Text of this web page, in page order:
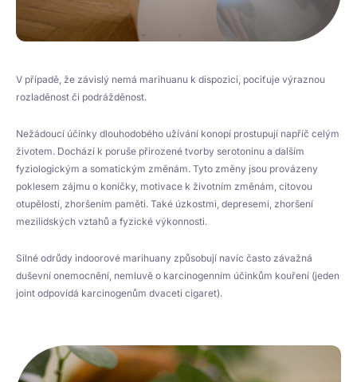
V případě, že závislý nemá marihuanu k dispozici, pociťuje výraznou
rozladěnost či podrážděnost.
Nežádoucí účinky dlouhodobého užívání konopí prostupují napříč celým
životem. Dochází k poruše přirozené tvorby serotoninu a dalším
fyziologickým a somatickým změnám. Tyto změny jsou provázeny
poklesem zájmu o koníčky, motivace k životním změnám, citovou
otupělostí, zhoršením paměti. Také úzkostmi, depresemi, zhoršení
mezilidských vztahů a fyzické výkonnosti.
Silné odrůdy indoorové marihuany způsobují navíc často závažná
duševní onemocnění, nemluvě o karcinogenním účinkům kouření (jeden
joint odpovídá karcinogenům dvaceti cigaret).